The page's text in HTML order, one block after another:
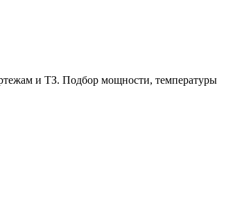
и ТЗ. Подбор мощности, температуры